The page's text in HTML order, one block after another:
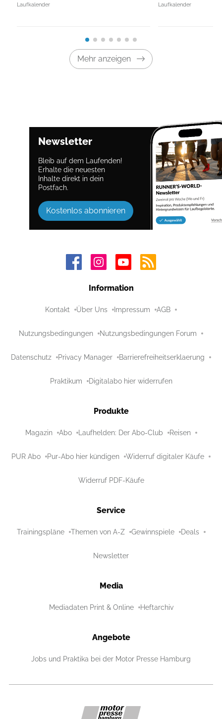
Laufkalender Laufkalender
Mehr anzeigen
Newsletter
Bleib auf dem Laufenden!
Erhalte die neuesten
Inhalte direkt in dein
Postfach.
Kostenlos abonnieren
Information
Kontakt Über Uns Impressum AGB
Nutzungsbedingungen Nutzungsbedingungen Forum
Datenschutz Privacy Manager Barrierefreiheitserklaerung
Praktikum Digitalabo hier widerrufen
Produkte
Magazin Abo Laufhelden: Der Abo-Club Reisen
PUR Abo Pur-Abo hier kündigen Widerruf digitaler Käufe
Widerruf PDF-Käufe
Service
Trainingspläne Themen von A-Z Gewinnspiele Deals
Newsletter
Media
Mediadaten Print & Online Heftarchiv
Angebote
Jobs und Praktika bei der Motor Presse Hamburg